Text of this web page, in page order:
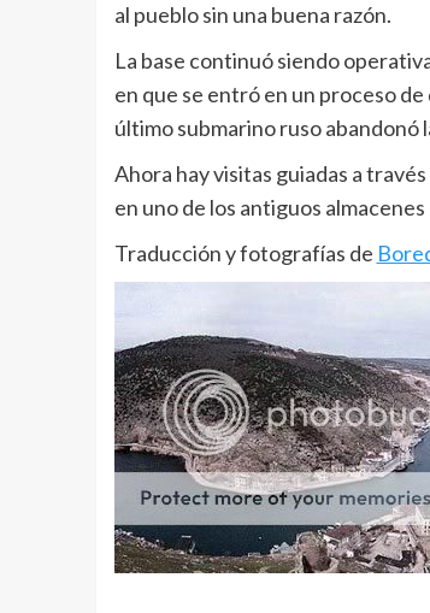
al pueblo sin una buena razón.
La base continuó siendo
en que se entró en un proceso
último submarino ruso abandonó
Ahora hay visitas guiadas a
en uno de los antiguos
Traducción y fotografías de